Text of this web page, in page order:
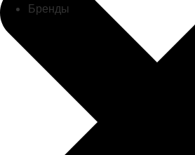
Бренды